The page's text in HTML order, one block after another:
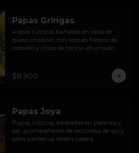
Papas Gringas
Papas rústicas bañadas en salsa de
queso cheddar, con toques frescos de
cebollín y chips de tocino ahumado.
$8.900
Papas Joya
Papas rústicas adobadas en paprika y
sal, acompañadas de lactonesa de ajo y
salsa barbecue receta casera.